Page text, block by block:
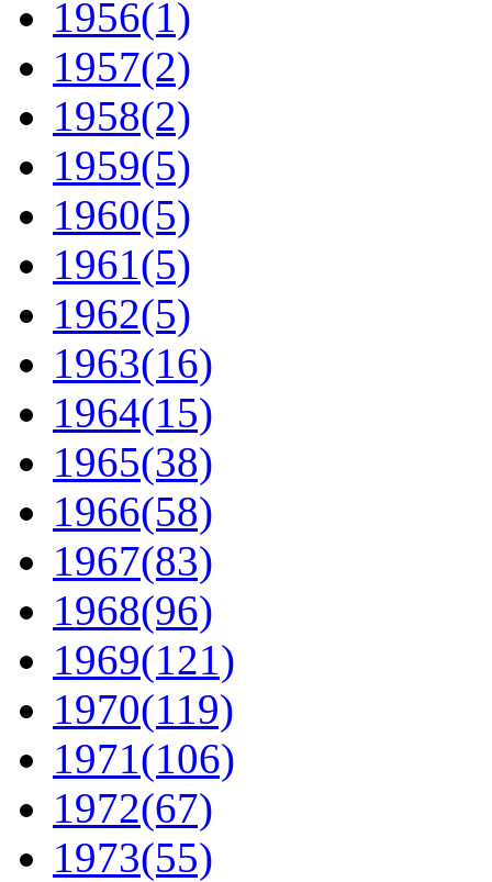
1956(1)
1957(2)
1958(2)
1959(5)
1960(5)
1961(5)
1962(5)
1963(16)
1964(15)
1965(38)
1966(58)
1967(83)
1968(96)
1969(121)
1970(119)
1971(106)
1972(67)
1973(55)